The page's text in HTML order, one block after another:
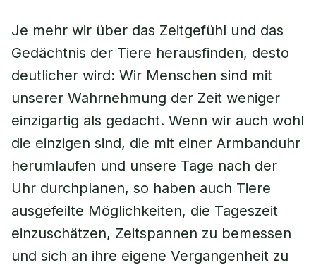
Je mehr wir über das Zeitgefühl und das
Gedächtnis der Tiere herausfinden, desto
deutlicher wird: Wir Menschen sind mit
unserer Wahrnehmung der Zeit weniger
einzigartig als gedacht. Wenn wir auch wohl
die einzigen sind, die mit einer Armbanduhr
herumlaufen und unsere Tage nach der
Uhr durchplanen, so haben auch Tiere
ausgefeilte Möglichkeiten, die Tageszeit
einzuschätzen, Zeitspannen zu bemessen
und sich an ihre eigene Vergangenheit zu